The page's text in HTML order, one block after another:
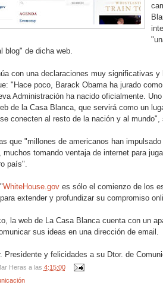
blog" de dicha web.
con una declaraciones muy significativas y
"Hace poco, Barack Obama ha jurado
Administración ha nacido oficialmente.
de la Casa Blanca, que servirá como un
conecten al resto de la nación y al mundo",
que "millones de americanos han
muchos tomando ventaja de internet para
país".
WhiteHouse.goves sólo el comienzo de los
extender y profundizar su compromiso
la web de La Casa Blanca cuenta con un
sus ideas en una dirección de email.
Presidente y felicidades a su Dtor. de
Heras a las 4:15:00